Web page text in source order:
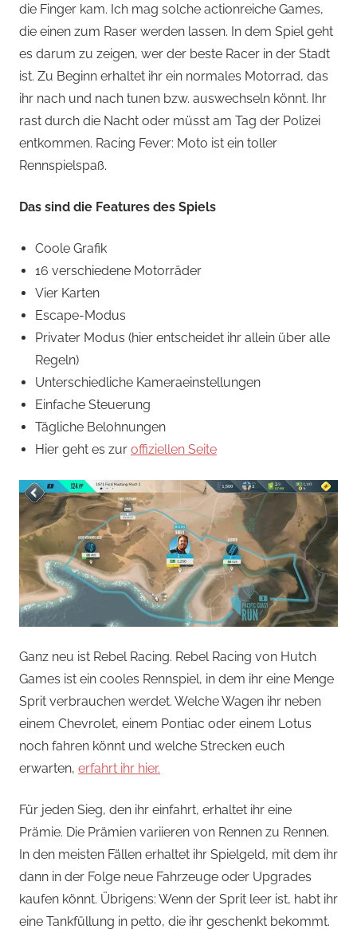
die Finger kam. Ich mag solche actionreiche Games,
die einen zum Raser werden lassen. In dem Spiel geht
es darum zu zeigen, wer der beste Racer in der Stadt
ist. Zu Beginn erhaltet ihr ein normales Motorrad, das
ihr nach und nach tunen bzw. auswechseln könnt. Ihr
rast durch die Nacht oder müsst am Tag der Polizei
entkommen. Racing Fever: Moto ist ein toller
Rennspielspaß.
Das sind die Features des Spiels
Coole Grafik
16 verschiedene Motorräder
Vier Karten
Escape-Modus
Privater Modus (hier entscheidet ihr allein über alle
Regeln)
Unterschiedliche Kameraeinstellungen
Einfache Steuerung
Tägliche Belohnungen
Hier geht es zur offiziellen Seite
Ganz neu ist Rebel Racing. Rebel Racing von Hutch
Games ist ein cooles Rennspiel, in dem ihr eine Menge
Sprit verbrauchen werdet. Welche Wagen ihr neben
einem Chevrolet, einem Pontiac oder einem Lotus
noch fahren könnt und welche Strecken euch
erwarten, erfahrt ihr hier.
Für jeden Sieg, den ihr einfahrt, erhaltet ihr eine
Prämie. Die Prämien variieren von Rennen zu Rennen.
In den meisten Fällen erhaltet ihr Spielgeld, mit dem ihr
dann in der Folge neue Fahrzeuge oder Upgrades
kaufen könnt. Übrigens: Wenn der Sprit leer ist, habt ihr
eine Tankfüllung in petto, die ihr geschenkt bekommt.